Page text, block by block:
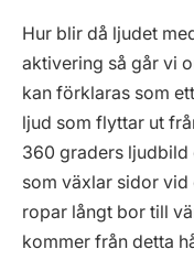
Hur blir då ljudet
aktivering så går vi
kan förklaras som
ljud som flyttar ut
360 graders
som växlar sidor
ropar långt bor till
kommer från detta